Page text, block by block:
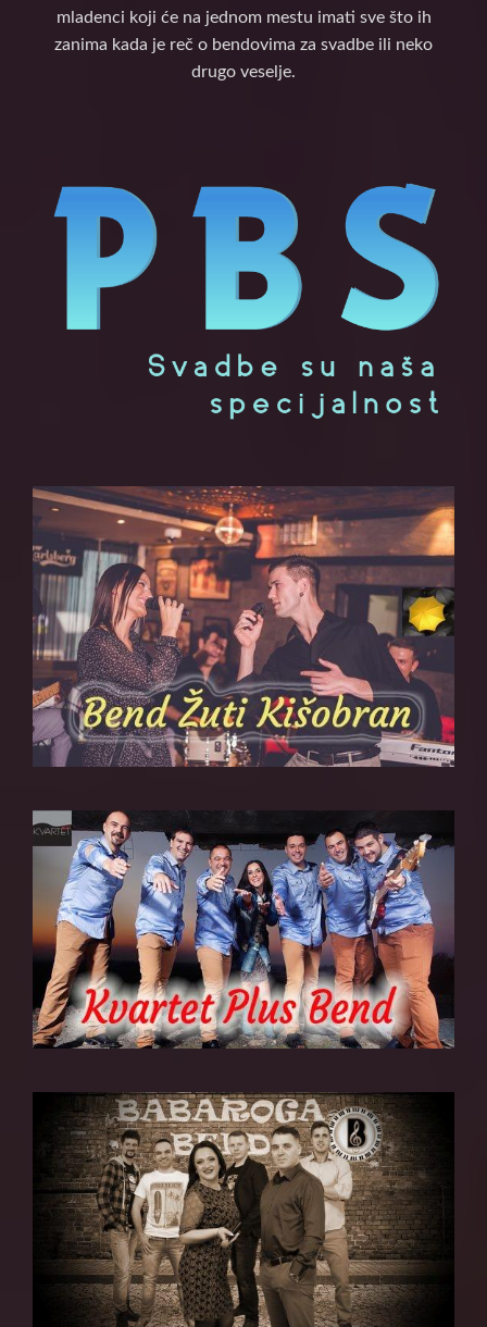
mladenci koji će na jednom mestu imati sve što ih
zanima kada je reč o bendovima za svadbe ili neko
drugo veselje.